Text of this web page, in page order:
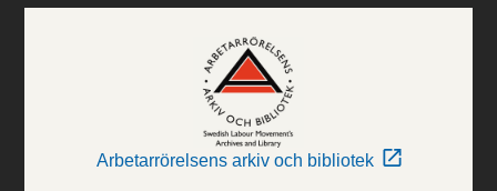
Arbetarrörelsens arkiv och bibliotek